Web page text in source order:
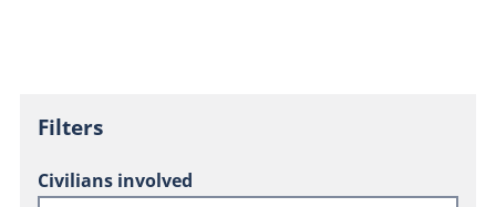
Filters
Civilians involved